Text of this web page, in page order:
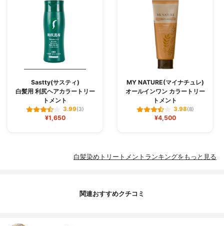
Sastty(サスティ)
白髪用 利尻ヘアカラートリー
トメント
3.99(3)
¥1,650
MY NATURE(マイナチュレ)
オールインワン カラートリー
トメント
3.98(8)
¥4,500
白髪染めトリートメントランキングをもっと見る
関連おすすめクチコミ